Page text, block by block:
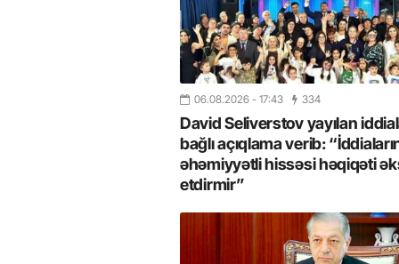
06.08.2026 - 17:43 334
David Seliverstov yayılan
bağlı açıqlama verib:
əhəmiyyətli hissəsi həqiqəti
etdirmir”
14.05.2026- 10:58 346
“ABŞ və Qərb Çinin daha
istəmir”- VİDEO